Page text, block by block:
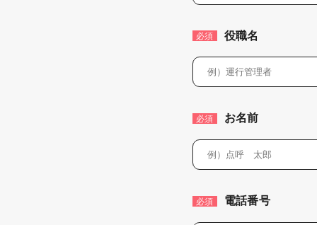
必須 役職名
必須 お名前
必須 電話番号